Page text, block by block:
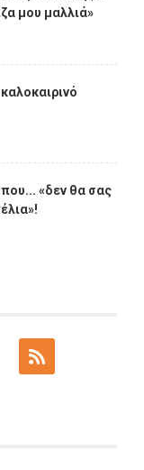
μου μαλλιά»
«δεν θα σας